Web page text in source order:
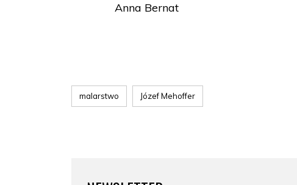
Anna Bernat
malarstwo Józef Mehoffer